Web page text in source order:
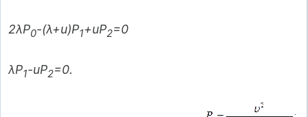
2λP0-(λ+u)P1+uP2=0
λP1-uP2=0.